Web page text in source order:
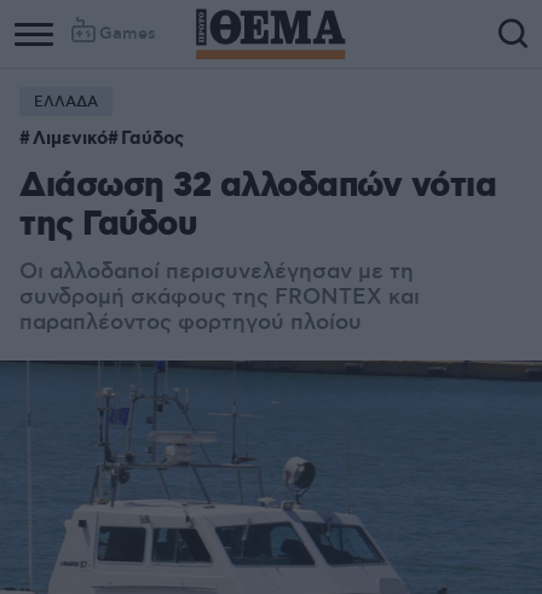
Games
ΕΛΛΑΔΑ
Λιμενικό Γαύδος
Διάσωση 32 αλλοδαπών νότια
της Γαύδου
Οι αλλοδαποί περισυνελέγησαν με τη
συνδρομή σκάφους της FRONTEX και
παραπλέοντος φορτηγού πλοίου